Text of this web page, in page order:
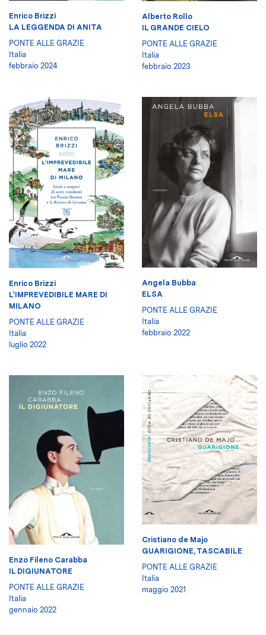
Enrico Brizzi
LA LEGGENDA DI ANITA
PONTE ALLE GRAZIE
Italia
febbraio 2024
Alberto Rollo
IL GRANDE CIELO
PONTE ALLE GRAZIE
Italia
febbraio 2023
Enrico Brizzi
L'IMPREVEDIBILE MARE DI
MILANO
PONTE ALLE GRAZIE
Italia
luglio 2022
Angela Bubba
ELSA
PONTE ALLE GRAZIE
Italia
febbraio 2022
Enzo Fileno Carabba
IL DIGIUNATORE
PONTE ALLE GRAZIE
Italia
gennaio 2022
Cristiano de Majo
GUARIGIONE, TASCABILE
PONTE ALLE GRAZIE
Italia
maggio 2021